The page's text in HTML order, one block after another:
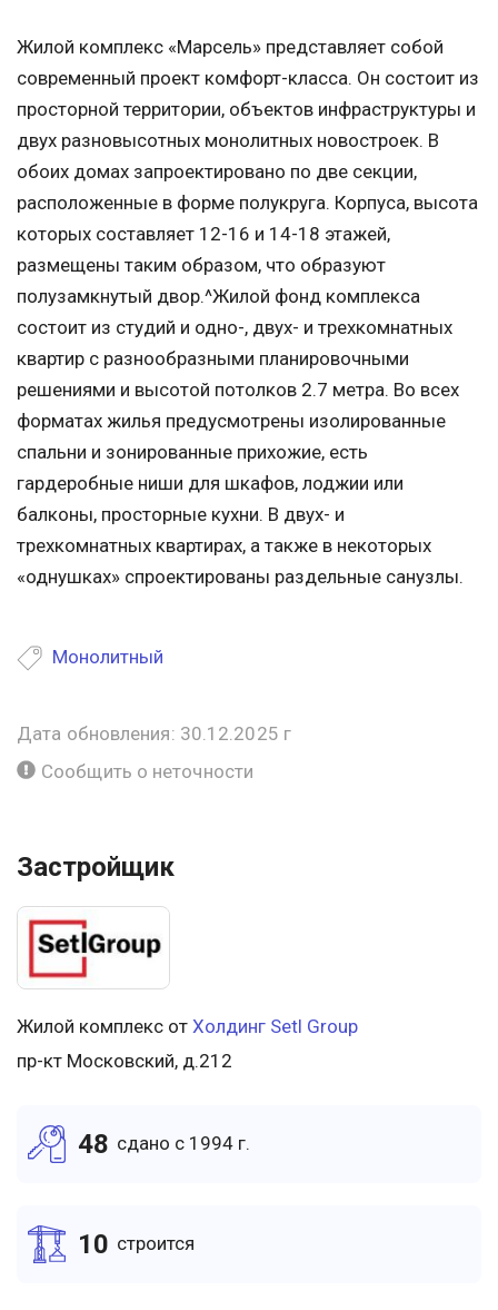
Жилой комплекс «Марсель» представляет собой
современный проект комфорт-класса. Он состоит из
просторной территории, объектов инфраструктуры и
двух разновысотных монолитных новостроек. В
обоих домах запроектировано по две секции,
расположенные в форме полукруга. Корпуса, высота
которых составляет 12-16 и 14-18 этажей,
размещены таким образом, что образуют
полузамкнутый двор.^Жилой фонд комплекса
состоит из студий и одно-, двух- и трехкомнатных
квартир с разнообразными планировочными
решениями и высотой потолков 2.7 метра. Во всех
форматах жилья предусмотрены изолированные
спальни и зонированные прихожие, есть
гардеробные ниши для шкафов, лоджии или
балконы, просторные кухни. В двух- и
трехкомнатных квартирах, а также в некоторых
«однушках» спроектированы раздельные санузлы.
Монолитный
Дата обновления: 30.12.2025 г
Сообщить о неточности
Застройщик
Жилой комплекс от Холдинг Setl Group
пр-кт Московский, д.212
48 cдано c 1994 г.
10 cтроится